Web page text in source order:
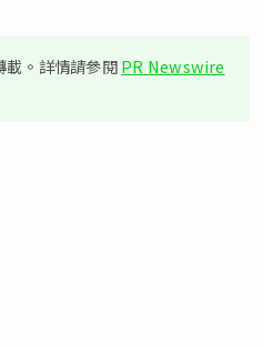
載。詳情請參閱PR Newswire